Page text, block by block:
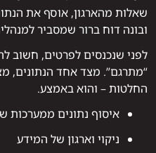
שאלות מהארגון, אוסף את
ובונה דוח ברור שמסביר
“מתרגם”. מצד אחד הנתונים,
החלטות – והוא באמצע.
איסוף נתונים ממערכות
ניקוי וארגון של המידע